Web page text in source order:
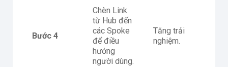
Bước 4
Chèn Link
từ Hub đến
các Spoke
để điều
hướng
người dùng.
Tăng trải
nghiệm.